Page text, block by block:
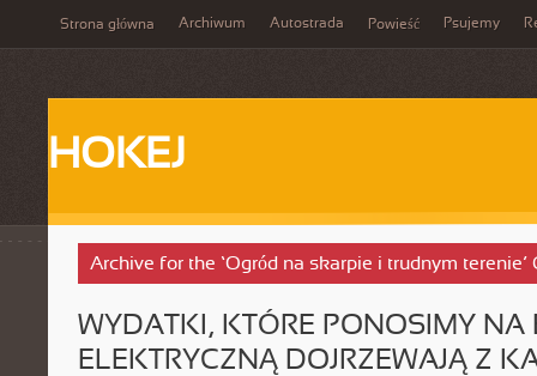
Strona główna Archiwum Autostrada Powieść Psujemy
HOKEJ
Archive for the ‘Ogród na skarpie i trudnym terenie’
WYDATKI, KTÓRE PONOSIMY NA
ELEKTRYCZNĄ DOJRZEWAJĄ Z